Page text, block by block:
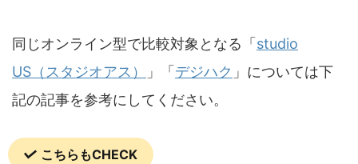
同じオンライン型で比較対象となる「 studio
US（スタジオアス）
」「 デジハク 」については下
記の記事を参考にしてください。
こちらもCHECK